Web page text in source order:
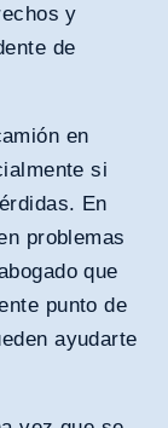
y
de
en
si
En
problemas
que
punto de
ayudarte